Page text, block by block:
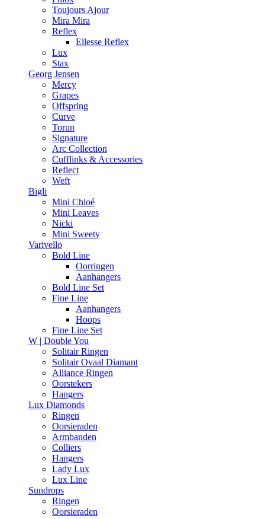
Toujours Ajour
Mira Mira
Reflex
Ellesse Reflex
Lux
Stax
Georg Jensen
Mercy
Grapes
Offspring
Curve
Torun
Signature
Arc Collection
Cufflinks & Accessories
Reflect
Weft
Bigli
Mini Chloé
Mini Leaves
Nicki
Mini Sweety
Varivello
Bold Line
Oorringen
Aanhangers
Bold Line Set
Fine Line
Aanhangers
Hoops
Fine Line Set
W | Double You
Solitair Ringen
Solitair Ovaal Diamant
Alliance Ringen
Oorstekers
Hangers
Lux Diamonds
Ringen
Oorsieraden
Armbanden
Colliers
Hangers
Lady Lux
Lux Line
Sundrops
Ringen
Oorsieraden